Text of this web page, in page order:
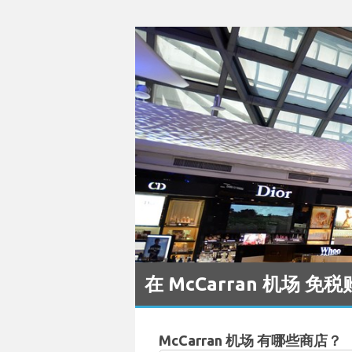
在 McCarran 机场 免税
McCarran 机场 有哪些商店？